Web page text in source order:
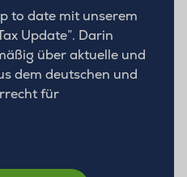
to date mit unserem
Update”. Darin
über aktuelle und
dem deutschen und
für